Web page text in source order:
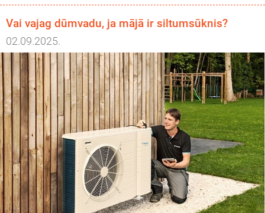
Vai vajag dūmvadu, ja mājā ir siltumsūknis?
02.09.2025.